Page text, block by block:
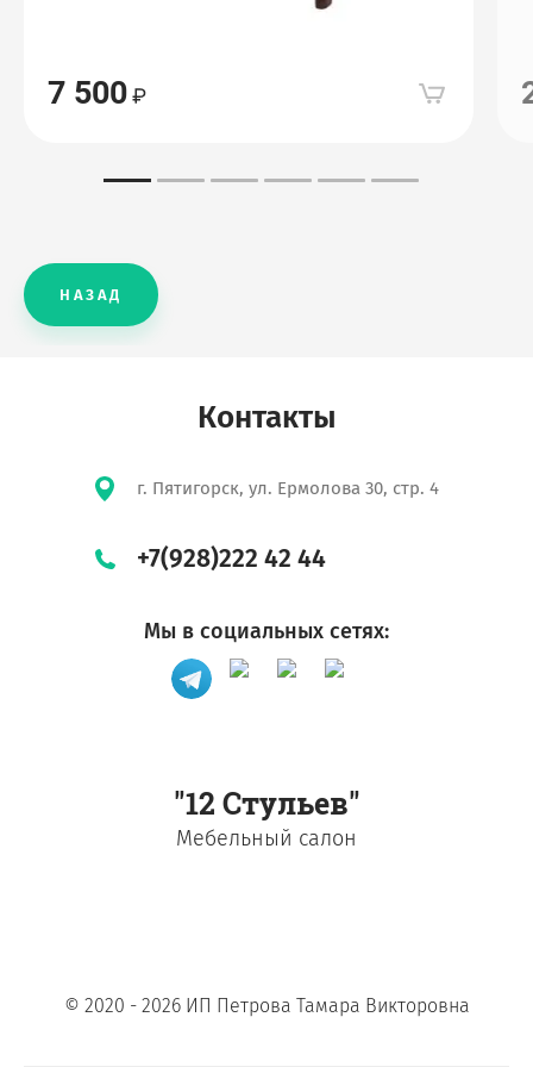
7 500
НАЗАД
"12 Стульев"
Мебельный салон
© 2020 - 2026 ИП Петрова Тамара Викторовна
Контакты
г. Пятигорск, ул. Ермолова 30, стр. 4
+7(928)222 42 44
Мы в социальных сетях: